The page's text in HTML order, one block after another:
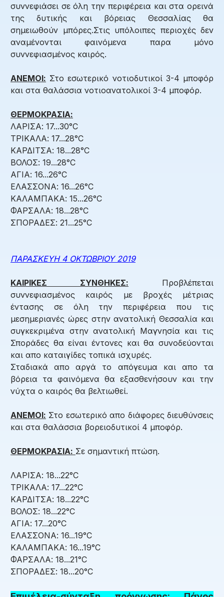
συννεφιάσει σε όλη την περιφέρεια και στα ορεινά
της δυτικής και βόρειας Θεσσαλίας θα
σημειωθούν μπόρες.Στις υπόλοιπες περιοχές δεν
αναμένονται φαινόμενα παρα μόνο
συννεφιασμένος καιρός.
ΑΝΕΜΟΙ: Στο εσωτερικό νοτιοδυτικοί 3-4 μποφόρ
και στα θαλάσσια νοτιοανατολικοί 3-4 μποφόρ.
ΘΕΡΜΟΚΡΑΣΙΑ:
ΛΑΡΙΣΑ: 17...30°C
ΤΡΙΚΑΛΑ: 17...28°C
ΚΑΡΔΙΤΣΑ: 18...28°C
ΒΟΛΟΣ: 19...28°C
ΑΓΙΑ: 16...26°C
ΕΛΑΣΣΟΝΑ: 16...26°C
ΚΑΛΑΜΠΑΚΑ: 15...26°C
ΦΑΡΣΑΛΑ: 18...28°C
ΣΠΟΡΑΔΕΣ: 21...25°C
ΠΑΡΑΣΚΕΥΗ 4 ΟΚΤΩΒΡΙΟΥ 2019
ΚΑΙΡΙΚΕΣ ΣΥΝΘΗΚΕΣ: Προβλέπεται
συννεφιασμένος καιρός με βροχές μέτριας
έντασης σε όλη την περιφέρεια που τις
μεσημεριανές ώρες στην ανατολική Θεσσαλία και
συγκεκριμένα στην ανατολική Μαγνησία και τις
Σποράδες θα είναι έντονες και θα συνοδεύονται
και απο καταιγίδες τοπικά ισχυρές.
Σταδιακά απο αργά το απόγευμα και απο τα
βόρεια τα φαινόμενα θα εξασθενήσουν και την
νύχτα ο καιρός θα βελτιωθεί.
ΑΝΕΜΟΙ: Στο εσωτερικό απο διάφορες διευθύνσεις
και στα θαλάσσια βορειοδυτικοί 4 μποφόρ.
ΘΕΡΜΟΚΡΑΣΙΑ: Σε σημαντική πτώση.
ΛΑΡΙΣΑ: 18...22°C
ΤΡΙΚΑΛΑ: 17...22°C
ΚΑΡΔΙΤΣΑ: 18...22°C
ΒΟΛΟΣ: 18...22°C
ΑΓΙΑ: 17...20°C
ΕΛΑΣΣΟΝΑ: 16...19°C
ΚΑΛΑΜΠΑΚΑ: 16...19°C
ΦΑΡΣΑΛΑ: 18...21°C
ΣΠΟΡΑΔΕΣ: 18...20°C